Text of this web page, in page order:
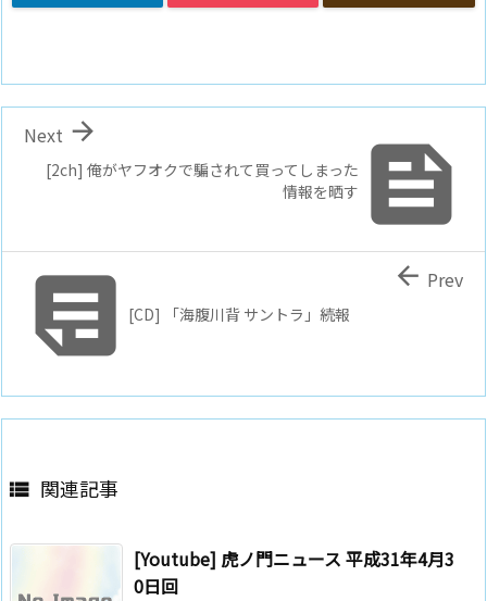

[2ch] 俺がヤフオクで騙されて買ってしまった
情報を晒す

Next
[CD] 「海腹川背 サントラ」続報
 Prev
 関連記事
[Youtube] 虎ノ門ニュース 平成31年4月3
0日回